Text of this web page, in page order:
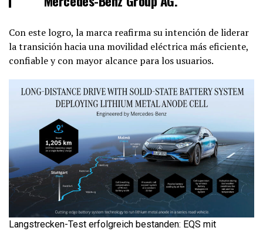
Con este logro, la marca reafirma su intención de liderar
la transición hacia una movilidad eléctrica más eficiente,
confiable y con mayor alcance para los usuarios.
Langstrecken-Test erfolgreich bestanden: EQS mit